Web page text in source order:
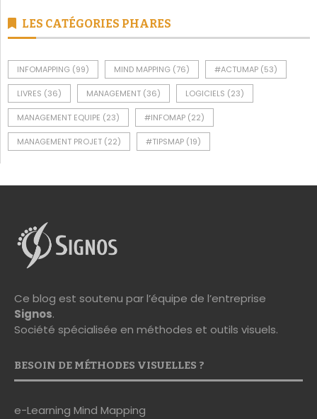
LES CATÉGORIES PHARES
INFOMAPPING (99) MIND MAPPING (76) #ACTUMAP (53)
LIVRES (36) MANAGEMENT (36) LOGICIELS (23)
MANAGEMENT EQUIPE (23) #INFOMAP (22)
MANAGEMENT PROJET (22) #TIPSMAP (19)
Ce blog est soutenu par l’équipe de l’entreprise
Signos.
Société spécialisée en méthodes et outils visuels.
BESOIN DE MÉTHODES VISUELLES ?
e-Learning Mind Mapping